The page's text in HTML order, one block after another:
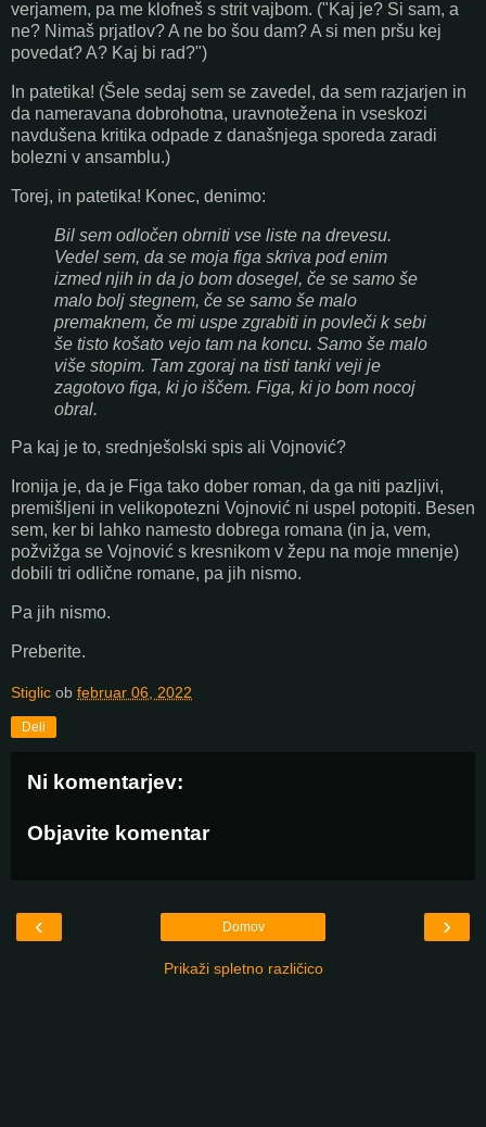
verjamem, pa me klofneš s strit vajbom. ("Kaj je? Si sam, a
ne? Nimaš prjatlov? A ne bo šou dam? A si men pršu kej
povedat? A? Kaj bi rad?")
In patetika! (Šele sedaj sem se zavedel, da sem razjarjen in
da nameravana dobrohotna, uravnotežena in vseskozi
navdušena kritika odpade z današnjega sporeda zaradi
bolezni v ansamblu.)
Torej, in patetika! Konec, denimo:
Bil sem odločen obrniti vse liste na drevesu.
Vedel sem, da se moja figa skriva pod enim
izmed njih in da jo bom dosegel, če se samo še
malo bolj stegnem, če se samo še malo
premaknem, če mi uspe zgrabiti in povleči k sebi
še tisto košato vejo tam na koncu. Samo še malo
više stopim. Tam zgoraj na tisti tanki veji je
zagotovo figa, ki jo iščem. Figa, ki jo bom nocoj
obral.
Pa kaj je to, srednješolski spis ali Vojnović?
Ironija je, da je Figa tako dober roman, da ga niti pazljivi,
premišljeni in velikopotezni Vojnović ni uspel potopiti. Besen
sem, ker bi lahko namesto dobrega romana (in ja, vem,
požvižga se Vojnović s kresnikom v žepu na moje mnenje)
dobili tri odlične romane, pa jih nismo.
Pa jih nismo.
Preberite.
Stiglic ob februar 06, 2022
Deli
Ni komentarjev:
Objavite komentar
‹ ›
Domov
Prikaži spletno različico